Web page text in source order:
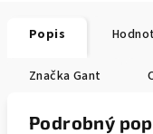
Popis
Značka Gant
Podrobný